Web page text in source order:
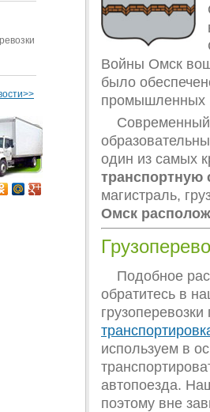
Войны Омск
было
промышленных
Современный
один из самых
транспортную
магистраль,
Омск
Подобное
обратитесь в
используем в
автопоезда.
поэтому вне